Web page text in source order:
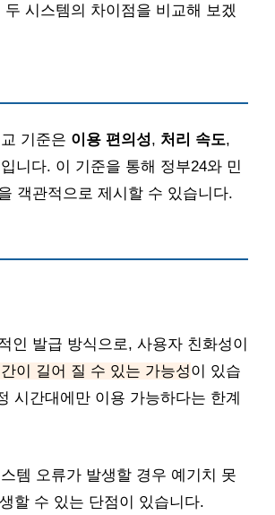
두 시스템의 차이점을 비교해 보겠
기준은 이용 편의성, 처리 속도,
입니다. 이 기준을 통해 정부24와 민
객관적으로 제시할 수 있습니다.
인 발급 방식으로, 사용자 친화성이
이 길어 질 수 있는 가능성이 있습
시간대에만 이용 가능하다는 한계
템 오류가 발생할 경우 예기치 못
할 수 있는 단점이 있습니다.